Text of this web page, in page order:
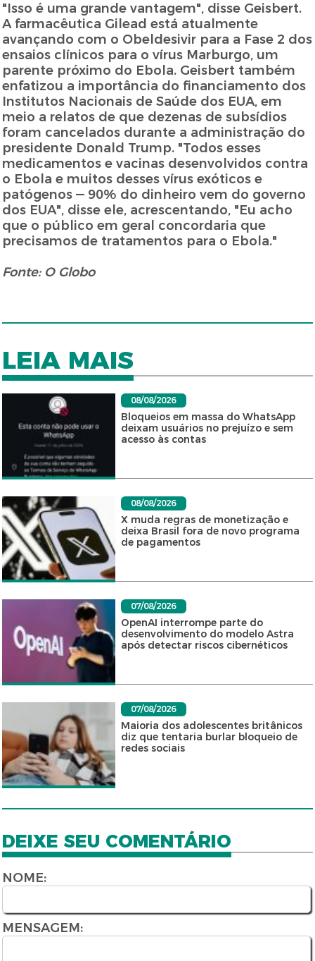
"Isso é uma grande vantagem", disse Geisbert.
A farmacêutica Gilead está atualmente
avançando com o Obeldesivir para a Fase 2 dos
ensaios clínicos para o vírus Marburgo, um
parente próximo do Ebola. Geisbert também
enfatizou a importância do financiamento dos
Institutos Nacionais de Saúde dos EUA, em
meio a relatos de que dezenas de subsídios
foram cancelados durante a administração do
presidente Donald Trump. "Todos esses
medicamentos e vacinas desenvolvidos contra
o Ebola e muitos desses vírus exóticos e
patógenos — 90% do dinheiro vem do governo
dos EUA", disse ele, acrescentando, "Eu acho
que o público em geral concordaria que
precisamos de tratamentos para o Ebola."
Fonte: O Globo
LEIA MAIS
08/08/2026
Bloqueios em massa do WhatsApp
deixam usuários no prejuízo e sem
acesso às contas
08/08/2026
X muda regras de monetização e
deixa Brasil fora de novo programa
de pagamentos
07/08/2026
OpenAI interrompe parte do
desenvolvimento do modelo Astra
após detectar riscos cibernéticos
07/08/2026
Maioria dos adolescentes britânicos
diz que tentaria burlar bloqueio de
redes sociais
DEIXE SEU COMENTÁRIO
NOME:
MENSAGEM: